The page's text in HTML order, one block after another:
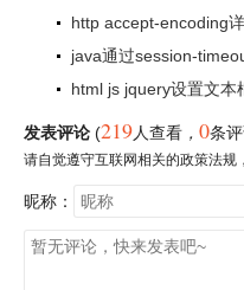
http accept-encoding
java通过session-
html js jquery设置文本
发表评论 (219人查看 ， 0条
请自觉遵守互联网相关的政策法规
昵称：